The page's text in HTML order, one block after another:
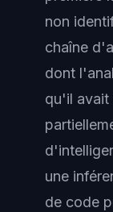
non
chaîne
dont
qu'il
une
de code